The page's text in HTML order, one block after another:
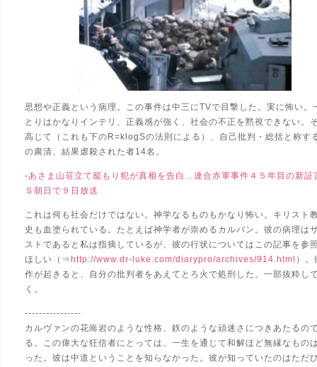
思想や正義という病理。この事件は中三にTVで目撃した。実に怖い。
とりはかなりインテリ、正義感が強く、社会の不正を黙視できない。
高じて（これも下のR=klogSの法則による）、自己批判・総括と称す
の粛清、結果虐殺された者14名。
-あさま山荘立て籠もり犯が真相を告白…連合赤軍事件４５年目の新証
Ｓ朝日で９日放送
これは何も社会だけではない。神学なるものもかなり怖い。キリスト
史も血塗られている。たとえば神学者が崇めるカルバン。彼の病理は
ストであると私は指摘しているが、彼の行状についてはこの記事を参
ほしい（⇒ http://www.dr-luke.com/diarypro/archives/914.html ）。
作が起きると、自分の批判者をあえてとろ火で処刑した。一部抜粋し
く。
----------------
カルヴァンの花崗岩のような性格、鉄のような頑迷さにつきあたるの
る。この偉大な狂信者にとっては、一生を通じて和解ほど無縁なもの
った。彼は中道ということを知らなかった。彼が知っていたのはただ